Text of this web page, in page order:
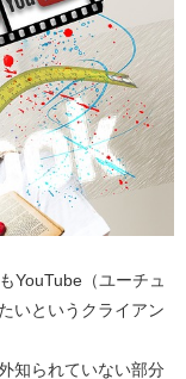
YouTube（ユーチュ
いというクライアン
知られていない部分